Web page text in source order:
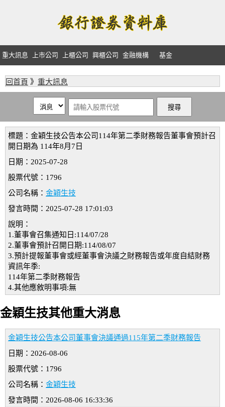
重大訊息 上市公司 上櫃公司 興櫃公司 金融機構 基金
回首頁 》 重大訊息
標題：金穎生技公告本公司114年第二季財務報告董事會預計召
開日期為 114年8月7日
日期：2025-07-28
股票代號：1796
公司名稱： 金穎生技
發言時間：2025-07-28 17:01:03
說明：
1.董事會召集通知日:114/07/28
2.董事會預計召開日期:114/08/07
3.預計提報董事會或經董事會決議之財務報告或年度自結財務
資訊年季:
114年第二季財務報告
4.其他應敘明事項:無
金穎生技其他重大消息
金穎生技公告本公司董事會決議通過115年第二季財務報告
日期：2026-08-06
股票代號：1796
公司名稱： 金穎生技
發言時間：2026-08-06 16:33:36